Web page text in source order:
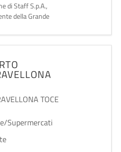
di Staff S.p.A.,
della Grande
di: CAPO
un professionista della
gestione del reparto
Questa è
sarà
TOCE
Supermercati